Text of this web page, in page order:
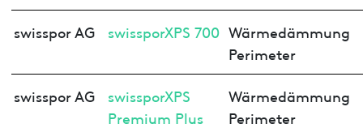
swisspor AG swissporXPS 700 Wärmedämmung
Perimeter
swisspor AG
swissporXPS
Premium Plus
Wärmedämmung
Perimeter